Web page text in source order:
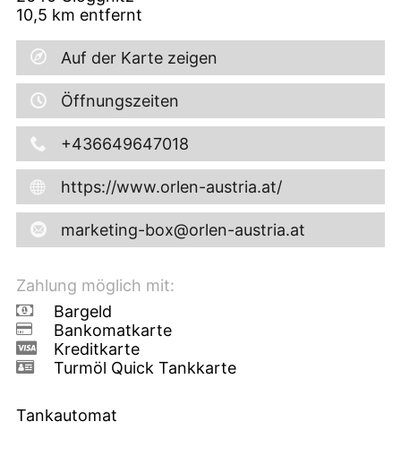
10,5 km entfernt
Auf der Karte zeigen
Öffnungszeiten
+436649647018
https://www.orlen-austria.at/
marketing-box@orlen-austria.at
Zahlung möglich mit:
Bargeld
Bankomatkarte
Kreditkarte
Turmöl Quick Tankkarte
Tankautomat